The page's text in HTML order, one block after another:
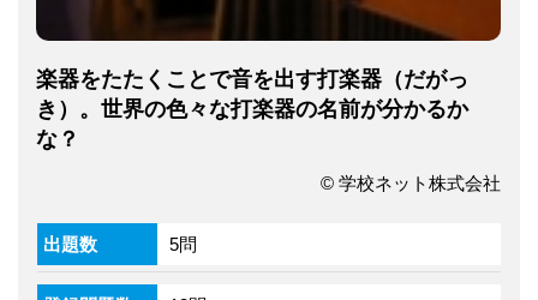
楽器をたたくことで音を出す打楽器（だがっ
き）。世界の色々な打楽器の名前が分かるか
な？
© 学校ネット株式会社
出題数 5問